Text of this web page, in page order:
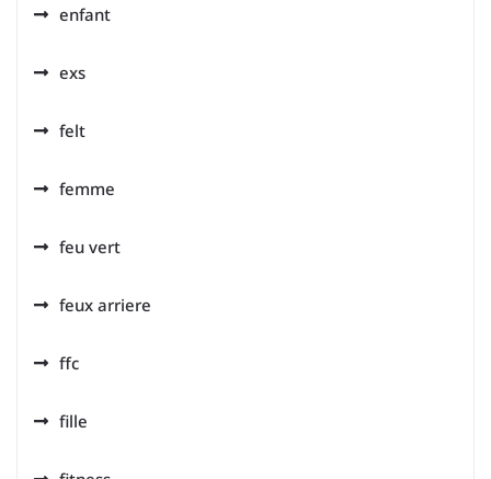
enfant
exs
felt
femme
feu vert
feux arriere
ffc
fille